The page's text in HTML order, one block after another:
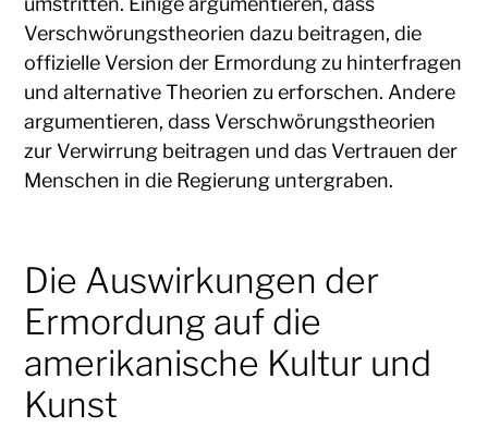
Verschwörungstheorien dazu beitragen, die
offizielle Version der Ermordung zu hinterfragen
und alternative Theorien zu erforschen. Andere
argumentieren, dass Verschwörungstheorien
zur Verwirrung beitragen und das Vertrauen der
Menschen in die Regierung untergraben.
Die Auswirkungen der
Ermordung auf die
amerikanische Kultur und
Kunst